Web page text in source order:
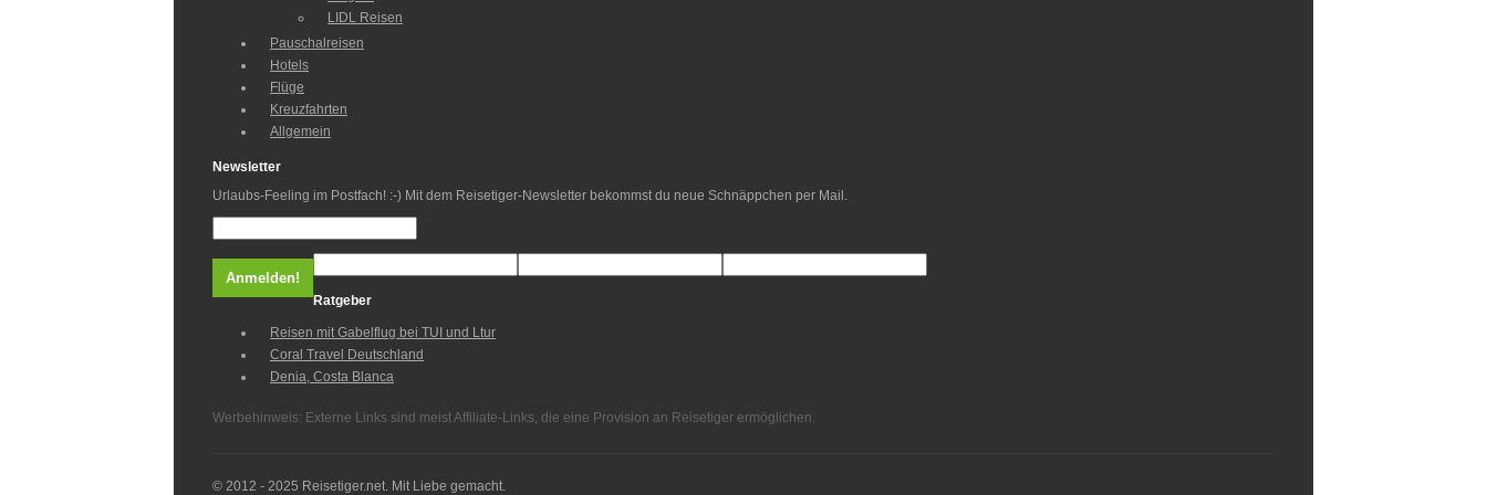
LIDL Reisen
Pauschalreisen
Hotels
Flüge
Kreuzfahrten
Allgemein
Newsletter
Urlaubs-Feeling im Postfach! :-) Mit dem Reisetiger-Newsletter bekommst du neue Schnäppchen per Mail.
Ratgeber
Reisen mit Gabelflug bei TUI und Ltur
Coral Travel Deutschland
Denia, Costa Blanca
Werbehinweis: Externe Links sind meist Affiliate-Links, die eine Provision an Reisetiger ermöglichen.
© 2012 - 2025 Reisetiger.net. Mit Liebe gemacht.